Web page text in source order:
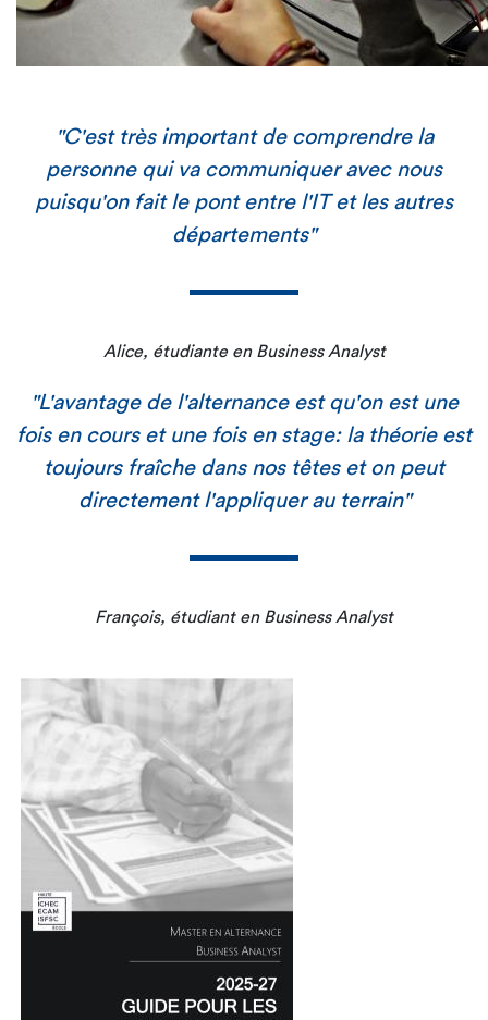
"C'est très important de comprendre la
personne qui va communiquer avec nous
puisqu'on fait le pont entre l'IT et les autres
départements"
Alice, étudiante en Business Analyst
"L'avantage de l'alternance est qu'on est une
fois en cours et une fois en stage: la théorie est
toujours fraîche dans nos têtes et on peut
directement l'appliquer au terrain"
François, étudiant en Business Analyst